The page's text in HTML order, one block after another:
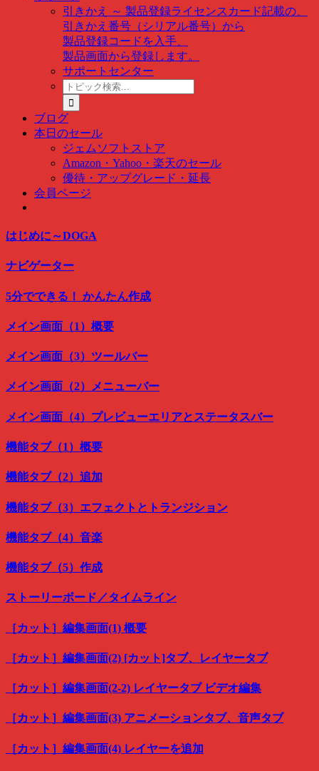
引きかえ ～ 製品登録ライセンスカード記載の、
引きかえ番号（シリアル番号）から
製品登録コードを入手、
製品画面から登録します。
サポートセンター
ト
ピ
ッ
ク
検
索
…
ブログ
本日のセール
ジェムソフトストア
Amazon・Yahoo・楽天のセール
優待・アップグレード・延長
会員ページ
はじめに～DOGA
ナビゲーター
5分でできる！ かんたん作成
メイン画面（1）概要
メイン画面（3）ツールバー
メイン画面（2）メニューバー
メイン画面（4）プレビューエリアとステータスバー
機能タブ（1）概要
機能タブ（2）追加
機能タブ（3）エフェクトとトランジション
機能タブ（4）音楽
機能タブ（5）作成
ストーリーボード／タイムライン
［カット］編集画面(1) 概要
［カット］編集画面(2) [カット]タブ、レイヤータブ
［カット］編集画面(2-2) レイヤータブ ビデオ編集
［カット］編集画面(3) アニメーションタブ、音声タブ
［カット］編集画面(4) レイヤーを追加